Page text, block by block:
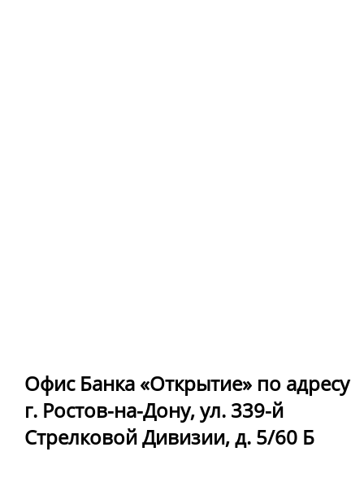
Офис Банка «Открытие» по адресу
г. Ростов-на-Дону, ул. 339-й
Стрелковой Дивизии, д. 5/60 Б